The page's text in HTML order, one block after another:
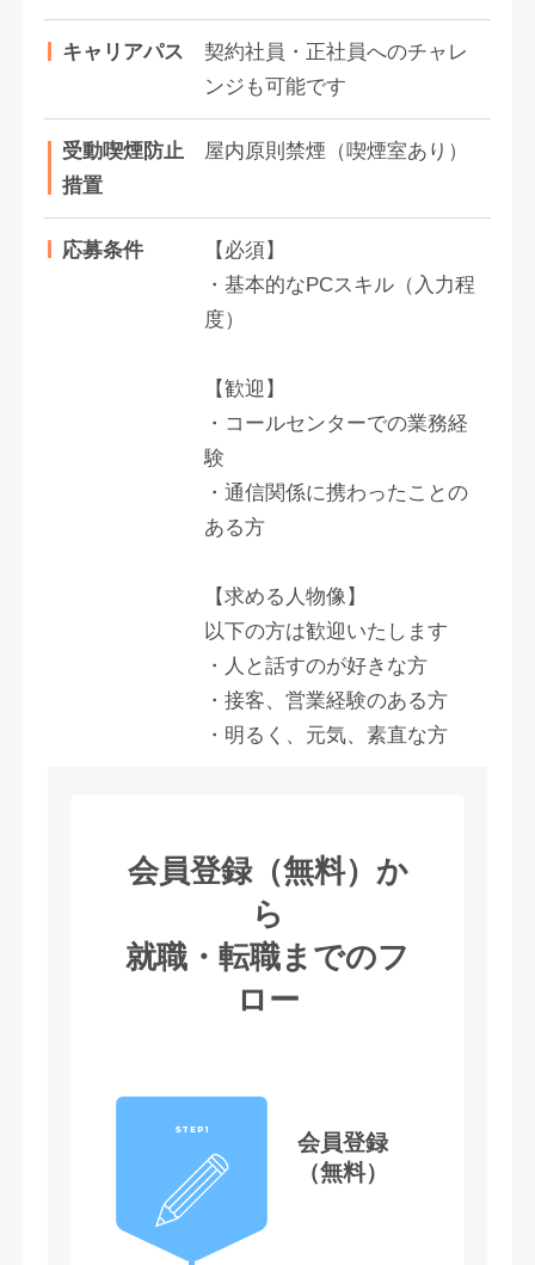
キャリアパス
契約社員・正社員へのチャレ
ンジも可能です
受動喫煙防止
措置
屋内原則禁煙（喫煙室あり）
応募条件
【必須】
・基本的なPCスキル（入力程
度）
【歓迎】
・コールセンターでの業務経
験
・通信関係に携わったことの
ある方
【求める人物像】
以下の方は歓迎いたします
・人と話すのが好きな方
・接客、営業経験のある方
・明るく、元気、素直な方
会員登録（無料）か
ら
就職・転職までのフ
ロー
STEP1
会員登録
（無料）